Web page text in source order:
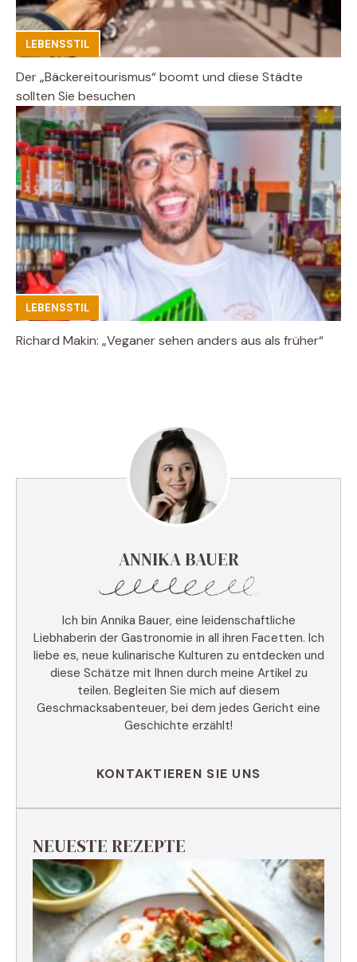
LEBENSSTIL
Der „Bäckereitourismus“ boomt und diese Städte
sollten Sie besuchen
LEBENSSTIL
Richard Makin: „Veganer sehen anders aus als früher“
ANNIKA BAUER
Ich bin Annika Bauer, eine leidenschaftliche
Liebhaberin der Gastronomie in all ihren Facetten. Ich
liebe es, neue kulinarische Kulturen zu entdecken und
diese Schätze mit Ihnen durch meine Artikel zu
teilen. Begleiten Sie mich auf diesem
Geschmacksabenteuer, bei dem jedes Gericht eine
Geschichte erzählt!
KONTAKTIEREN SIE UNS
NEUESTE REZEPTE